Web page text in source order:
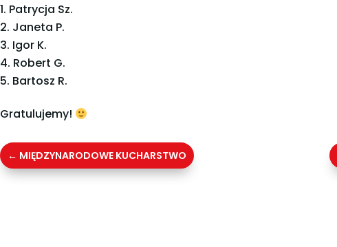
Patrycja Sz.
Janeta P.
Igor K.
Robert G.
Bartosz R.
Gratulujemy!
← MIĘDZYNARODOWE KUCHARSTWO